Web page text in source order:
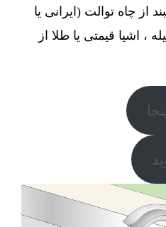
از چاه توالت (ایرانی یا
، اشیا قیمتی یا طلا از